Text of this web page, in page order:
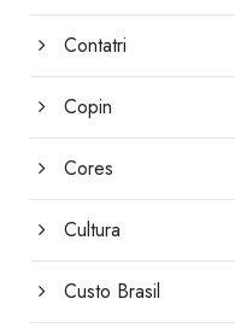
Contatri
Copin
Cores
Cultura
Custo Brasil